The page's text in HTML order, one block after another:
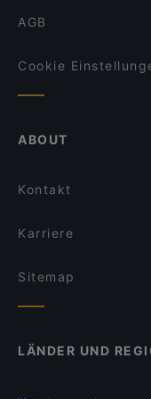
AGB
Cookie
ABOUT
Kontakt
Karriere
Sitemap
LÄNDER UND